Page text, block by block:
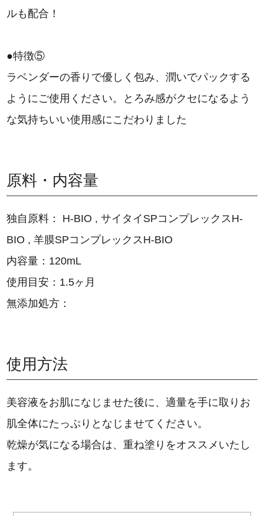
ルも配合！
●特徴⑤
ラベンダーの香りで優しく包み、潤いでパックする
ようにご使用ください。とろみ感がクセになるよう
な気持ちいい使用感にこだわりました
原料・内容量
独自原料： H-BIO , サイタイSPコンプレックスH-
BIO , 羊膜SPコンプレックスH-BIO
内容量：120mL
使用目安：1.5ヶ月
無添加処方：
使用方法
美容液をお肌になじませた後に、適量を手に取りお
肌全体にたっぷりとなじませてください。
乾燥が気になる場合は、重ね塗りをオススメいたし
ます。